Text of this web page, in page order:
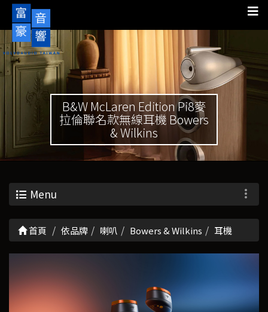
B&W McLaren Edition Pi8麥
拉倫聯名款無線耳機 Bowers
& Wilkins
Menu
首頁 依品牌 喇叭 Bowers & Wilkins 耳機